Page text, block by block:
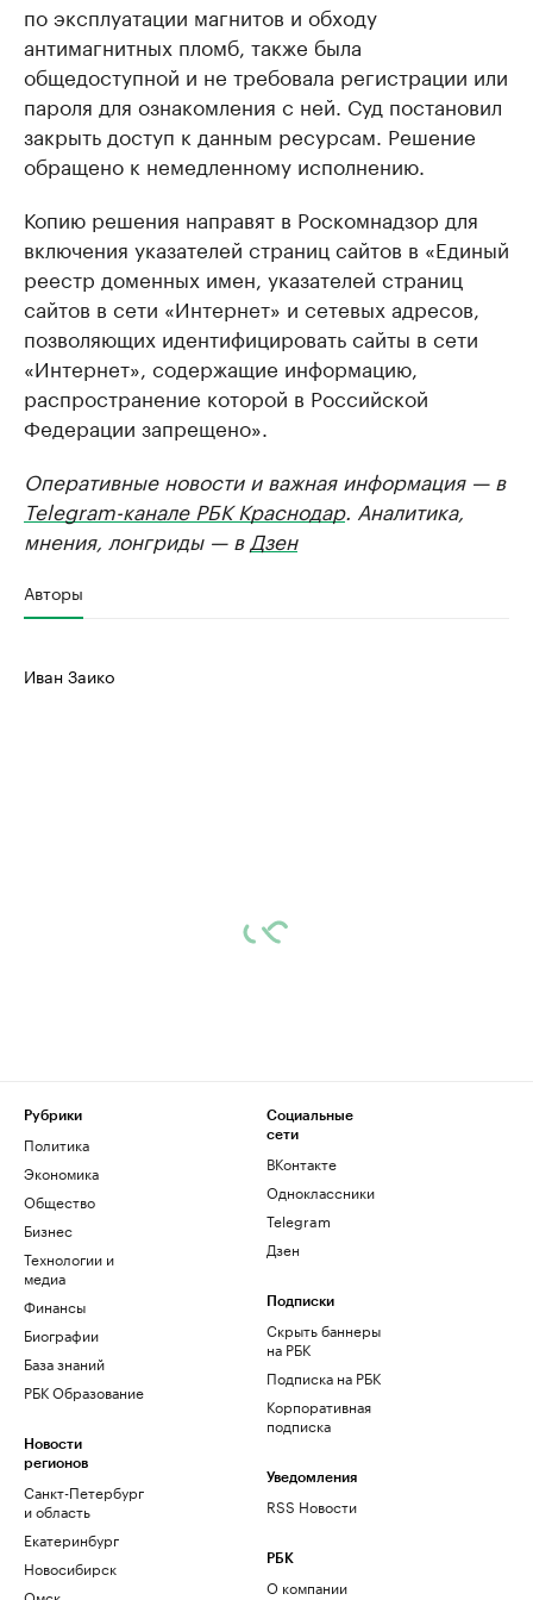
по эксплуатации магнитов и обходу
антимагнитных пломб, также была
общедоступной и не требовала регистрации или
пароля для ознакомления с ней. Суд постановил
закрыть доступ к данным ресурсам. Решение
обращено к немедленному исполнению.
Копию решения направят в Роскомнадзор для
включения указателей страниц сайтов в «Единый
реестр доменных имен, указателей страниц
сайтов в сети «Интернет» и сетевых адресов,
позволяющих идентифицировать сайты в сети
«Интернет», содержащие информацию,
распространение которой в Российской
Федерации запрещено».
Оперативные новости и важная информация — в
Telegram-канале РБК Краснодар. Аналитика,
мнения, лонгриды — в Дзен
Авторы
Иван Заико
Рубрики
Политика
Экономика
Общество
Бизнес
Технологии и
медиа
Финансы
Биографии
База знаний
РБК Образование
Новости
регионов
Санкт-Петербург
и область
Екатеринбург
Новосибирск
Социальные
сети
ВКонтакте
Одноклассники
Telegram
Дзен
Подписки
Скрыть баннеры
на РБК
Подписка на РБК
Корпоративная
подписка
Уведомления
RSS Новости
РБК
О компании